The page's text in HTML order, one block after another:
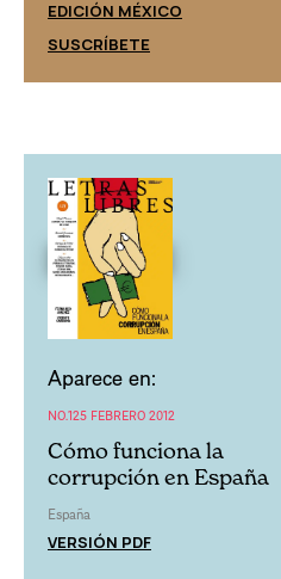
EDICIÓN MÉXICO
SUSCRÍBETE
Aparece en:
NO.125 FEBRERO 2012
Cómo funciona la
corrupción en España
España
VERSIÓN PDF